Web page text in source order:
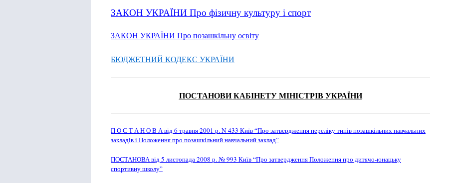
ЗАКОН УКРАЇНИ Про фізичну культуру і спорт
ЗАКОН УКРАЇНИ Про позашкільну освіту
БЮДЖЕТНИЙ КОДЕКС УКРАЇНИ
ПОСТАНОВИ КАБІНЕТУ МІНІСТРІВ УКРАЇНИ
П О С Т А Н О В А від 6 травня 2001 р. N 433 Київ “Про затвердження переліку типів позашкільних навчальних
закладів і Положення про позашкільний навчальний заклад”
ПОСТАНОВА від 5 листопада 2008 р. № 993 Київ “Про затвердження Положення про дитячо-юнацьку
спортивну школу”